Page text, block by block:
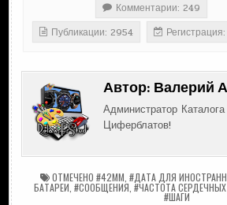
Комментарии: 249
Публикации: 2954
Автор: Валерий
Администратор
Циферблатов!
ОТМЕЧЕНО #42MM #ДАТА ДЛЯ
БАТАРЕИ #СООБЩЕНИЯ #ЧАСТОТА
#ШАГИ